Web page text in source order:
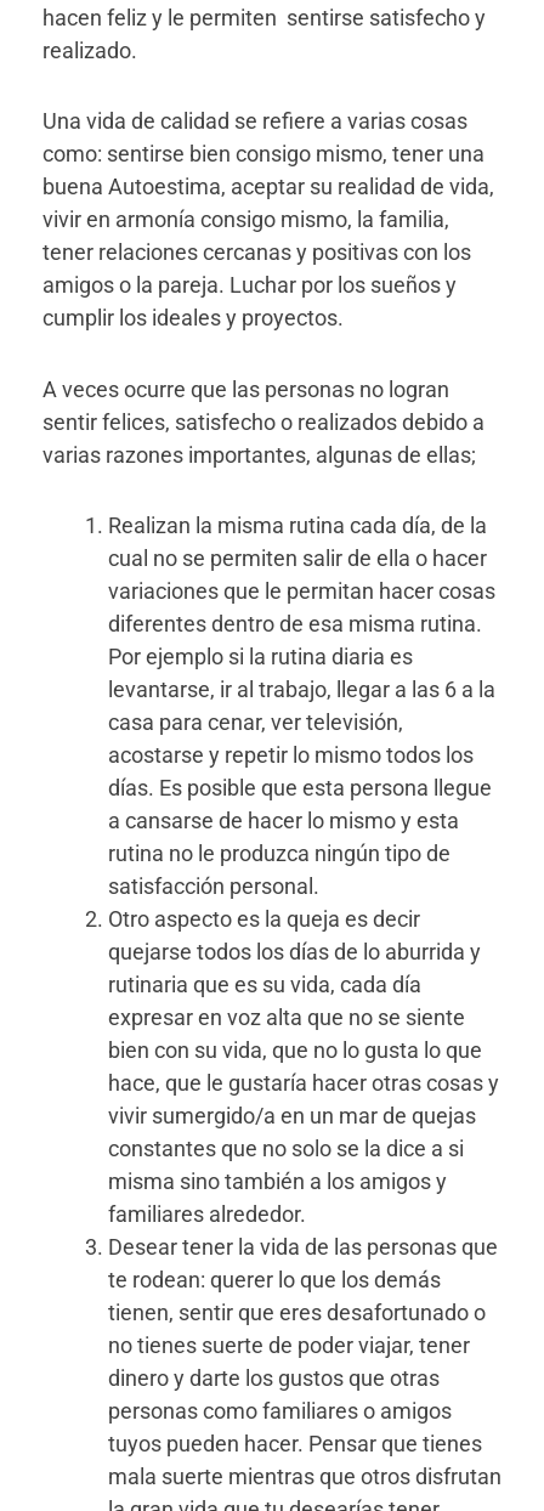
hacen feliz y le permiten sentirse satisfecho y
realizado.
Una vida de calidad se refiere a varias cosas
como: sentirse bien consigo mismo, tener una
buena Autoestima, aceptar su realidad de vida,
vivir en armonía consigo mismo, la familia,
tener relaciones cercanas y positivas con los
amigos o la pareja. Luchar por los sueños y
cumplir los ideales y proyectos.
A veces ocurre que las personas no logran
sentir felices, satisfecho o realizados debido a
varias razones importantes, algunas de ellas;
Realizan la misma rutina cada día, de la
cual no se permiten salir de ella o hacer
variaciones que le permitan hacer cosas
diferentes dentro de esa misma rutina.
Por ejemplo si la rutina diaria es
levantarse, ir al trabajo, llegar a las 6 a la
casa para cenar, ver televisión,
acostarse y repetir lo mismo todos los
días. Es posible que esta persona llegue
a cansarse de hacer lo mismo y esta
rutina no le produzca ningún tipo de
satisfacción personal.
Otro aspecto es la queja es decir
quejarse todos los días de lo aburrida y
rutinaria que es su vida, cada día
expresar en voz alta que no se siente
bien con su vida, que no lo gusta lo que
hace, que le gustaría hacer otras cosas y
vivir sumergido/a en un mar de quejas
constantes que no solo se la dice a si
misma sino también a los amigos y
familiares alrededor.
Desear tener la vida de las personas que
te rodean: querer lo que los demás
tienen, sentir que eres desafortunado o
no tienes suerte de poder viajar, tener
dinero y darte los gustos que otras
personas como familiares o amigos
tuyos pueden hacer. Pensar que tienes
mala suerte mientras que otros disfrutan